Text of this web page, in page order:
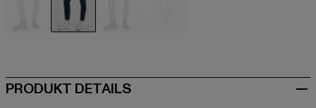
PRODUKT DETAILS